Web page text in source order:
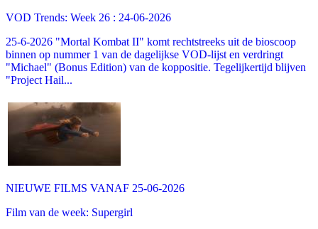
VOD Trends: Week 26 : 24-06-2026
25-6-2026 "Mortal Kombat II" komt rechtstreeks uit de bioscoop
binnen op nummer 1 van de dagelijkse VOD-lijst en verdringt
"Michael" (Bonus Edition) van de koppositie. Tegelijkertijd blijven
"Project Hail...
NIEUWE FILMS VANAF 25-06-2026
Film van de week: Supergirl